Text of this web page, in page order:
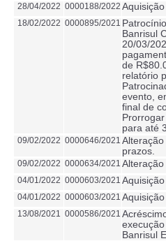
28/04/2022 0000188/2022
18/02/2022 0000895/2021
Banrisul
20/03/
de
relatório
evento,
final de
para até
09/02/2022 0000646/2021
prazos.
09/02/2022 0000634/2021
04/01/2022 0000603/2021
04/01/2022 0000603/2021
13/08/2021 0000586/2021
Banrisul